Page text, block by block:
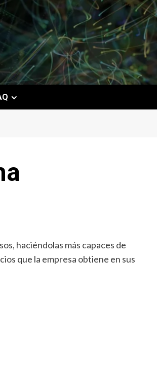
haciéndolas más capaces de
que la empresa obtiene en sus